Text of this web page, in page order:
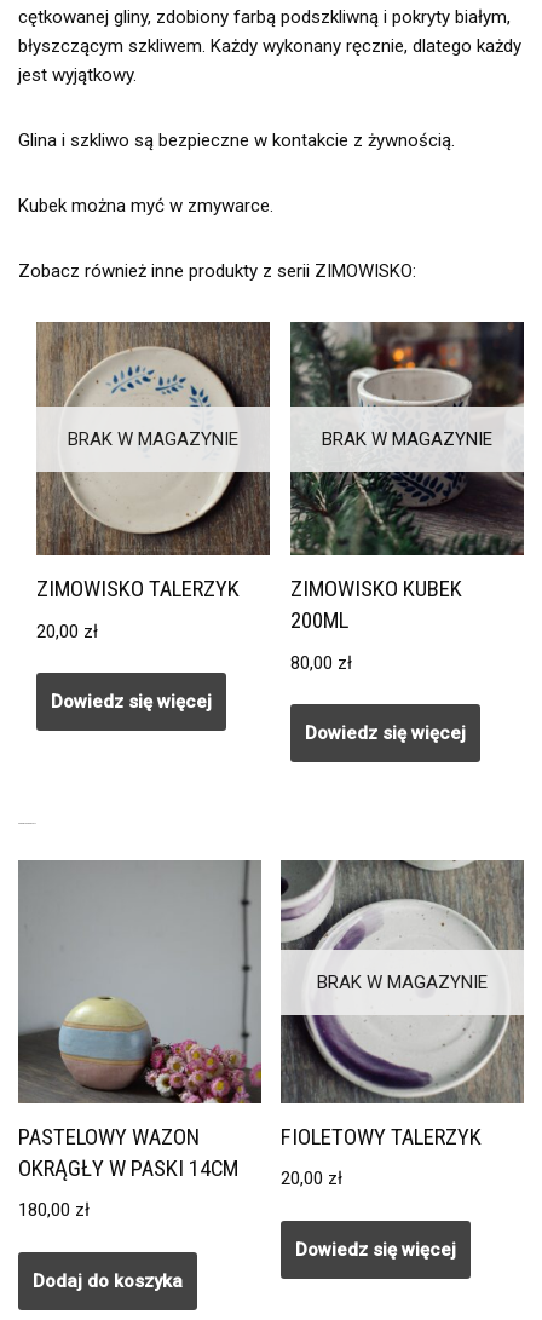
cętkowanej gliny, zdobiony farbą podszkliwną i pokryty białym,
błyszczącym szkliwem. Każdy wykonany ręcznie, dlatego każdy
jest wyjątkowy.
Glina i szkliwo są bezpieczne w kontakcie z żywnością.
Kubek można myć w zmywarce.
Zobacz również inne produkty z serii ZIMOWISKO:
BRAK W MAGAZYNIE
ZIMOWISKO TALERZYK
20,00 zł
Dowiedz się więcej
BRAK W MAGAZYNIE
ZIMOWISKO KUBEK
200ML
80,00 zł
Dowiedz się więcej
PASTELOWY WAZON
OKRĄGŁY W PASKI 14CM
180,00 zł
Dodaj do koszyka
BRAK W MAGAZYNIE
FIOLETOWY TALERZYK
20,00 zł
Dowiedz się więcej